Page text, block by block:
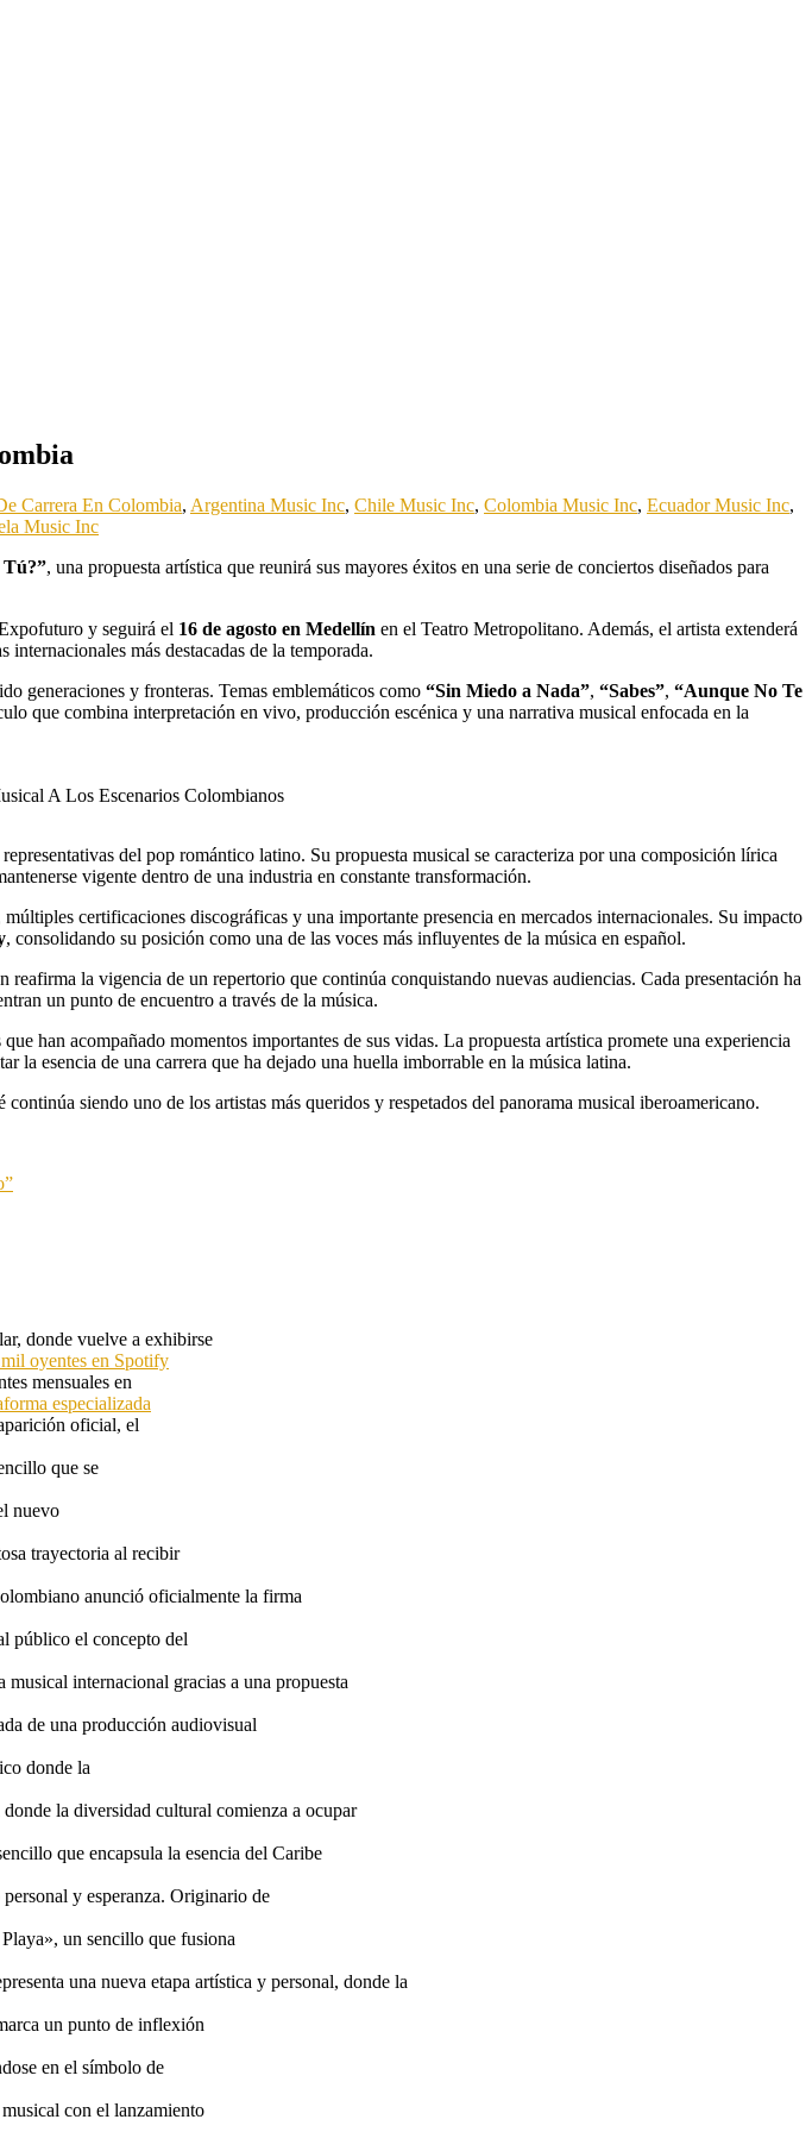
Carrera En Colombia, Argentina Music Inc, Chile Music Inc, Colombia Music Inc, Ecuador Music Inc,
Music Inc
Tú?”, una propuesta artística que reunirá sus mayores éxitos en una serie de conciertos diseñados para
y seguirá el 16 de agosto en Medellín en el Teatro Metropolitano. Además, el artista extenderá
más destacadas de la temporada.
generaciones y fronteras. Temas emblemáticos como “Sin Miedo a Nada”, “Sabes”, “Aunque No Te
que combina interpretación en vivo, producción escénica y una narrativa musical enfocada en la
A Los Escenarios Colombianos
del pop romántico latino. Su propuesta musical se caracteriza por una composición lírica
vigente dentro de una industria en constante transformación.
certificaciones discográficas y una importante presencia en mercados internacionales. Su impacto
, consolidando su posición como una de las voces más influyentes de la música en español.
la vigencia de un repertorio que continúa conquistando nuevas audiencias. Cada presentación ha
un punto de encuentro a través de la música.
han acompañado momentos importantes de sus vidas. La propuesta artística promete una experiencia
la esencia de una carrera que ha dejado una huella imborrable en la música latina.
siendo uno de los artistas más queridos y respetados del panorama musical iberoamericano.
donde vuelve a exhibirse
oyentes en Spotify
mensuales en
especializada
oficial, el
que se
nuevo
trayectoria al recibir
anunció oficialmente la firma
público el concepto del
internacional gracias a una propuesta
de una producción audiovisual
donde la
la diversidad cultural comienza a ocupar
que encapsula la esencia del Caribe
y esperanza. Originario de
un sencillo que fusiona
una nueva etapa artística y personal, donde la
un punto de inflexión
en el símbolo de
con el lanzamiento